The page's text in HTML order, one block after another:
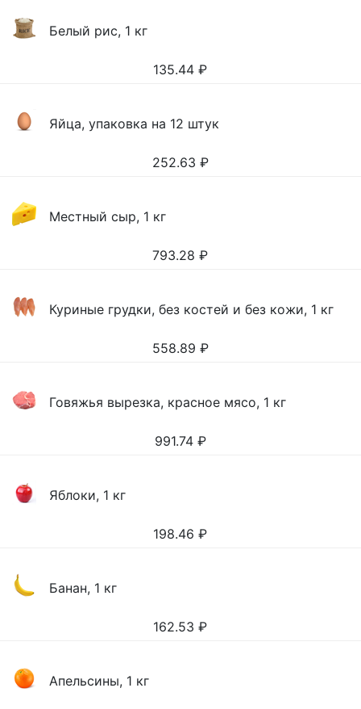
Белый рис, 1 кг
135.44 ₽
Яйца, упаковка на 12 штук
252.63 ₽
Местный сыр, 1 кг
793.28 ₽
Куриные грудки, без костей и без кожи, 1 кг
558.89 ₽
Говяжья вырезка, красное мясо, 1 кг
991.74 ₽
Яблоки, 1 кг
198.46 ₽
Банан, 1 кг
162.53 ₽
Апельсины, 1 кг